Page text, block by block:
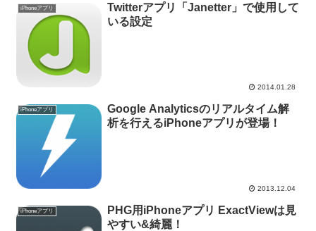
iPhoneアプリ
Twitterアプリ「Janetter」で使用して
いる設定
2014.01.28
iPhoneアプリ
Google Analyticsのリアルタイム解
析を行えるiPhoneアプリが登場！
2013.12.04
iPhoneアプリ
PHG用iPhoneアプリ ExactViewは見
やすい&綺麗！